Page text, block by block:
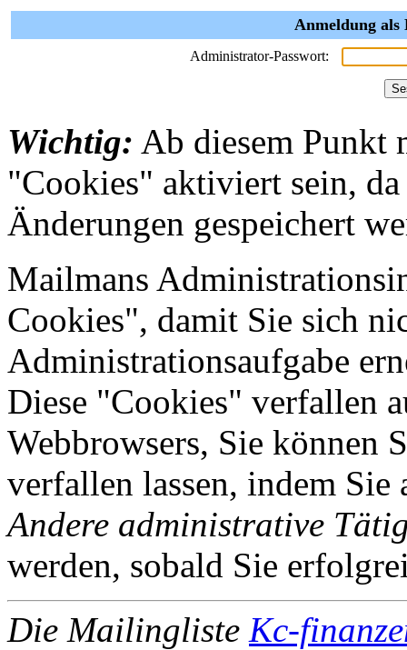
Anmeldung
Administrator-Passwort:
Wichtig: Ab diesem Punkt
"Cookies" aktiviert sein,
Änderungen gespeichert
Mailmans
Cookies", damit Sie sich
Administrationsaufgabe
Diese "Cookies" verfallen
Webbrowsers, Sie können
verfallen lassen, indem
Andere administrative
werden, sobald Sie
Die Mailingliste Kc-